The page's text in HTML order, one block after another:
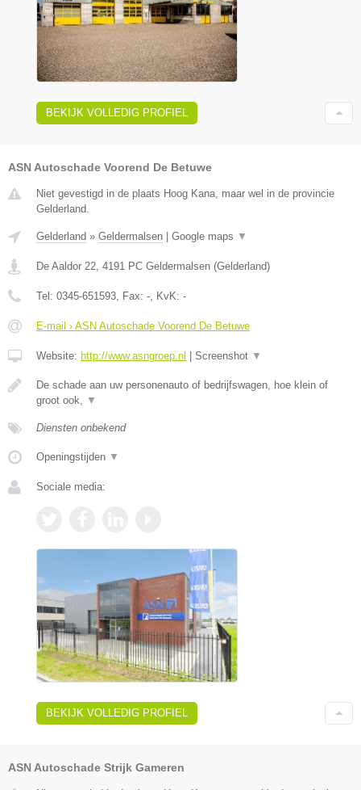
BEKIJK VOLLEDIG PROFIEL
ASN Autoschade Voorend De Betuwe
Niet gevestigd in de plaats Hoog Kana, maar wel in de provincie
Gelderland.
Gelderland » Geldermalsen | Google maps ▼
De Aaldor 22 4191 PC Geldermalsen (Gelderland)
Tel: 0345-651593 , Fax: - , KvK: -
E-mail › ASN Autoschade Voorend De Betuwe
Website: http://www.asngroep.nl | Screenshot ▼
De schade aan uw personenauto of bedrijfswagen, hoe klein of
groot ook,
▼
Diensten onbekend
Openingstijden ▼
Sociale media:
BEKIJK VOLLEDIG PROFIEL
ASN Autoschade Strijk Gameren